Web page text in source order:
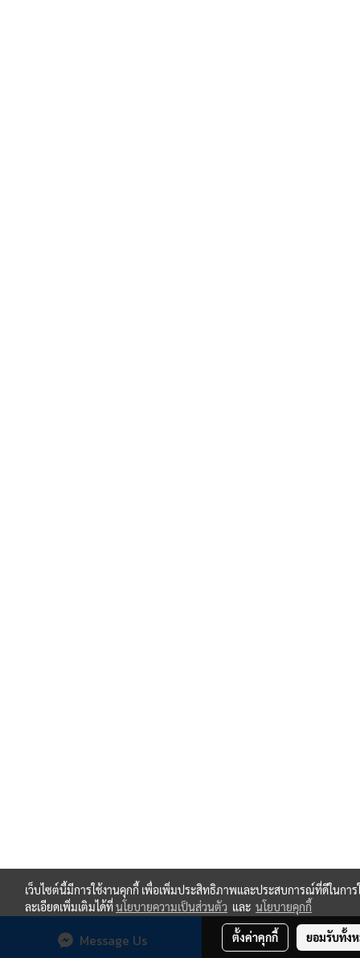
Message Us
เว็บไซต์นี้มีการใช้งานคุกกี้ เพื่อเพิ่มประสิทธิภาพและประสบการณ์ที่ดีในกา
ละเอียดเพิ่มเติมได้ที่นโยบายความเป็นส่วนตัว และ นโยบายคุกกี้
ตั้งค่าคุกกี้ ยอมรับทั้ง